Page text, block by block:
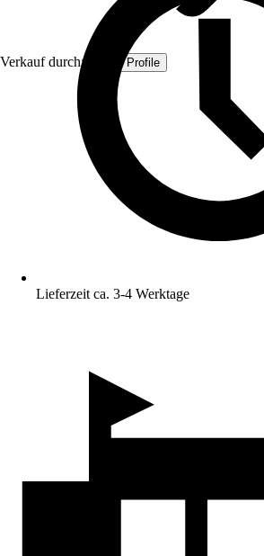
Verkauf durch: Quest Profile
Lieferzeit ca. 3-4 Werktage